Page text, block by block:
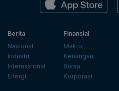
Berita
Nasional
Industri
Internasional
Energi
Finansial
Makro
Keuangan
Bursa
Korporasi